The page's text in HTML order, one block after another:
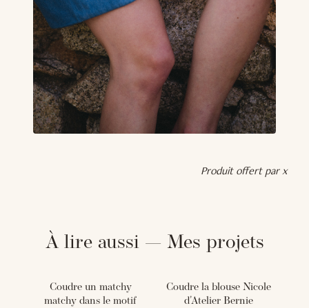
Produit offert par x
À lire aussi — Mes projets
Coudre un matchy
matchy dans le motif
Coudre la blouse Nicole
d'Atelier Bernie